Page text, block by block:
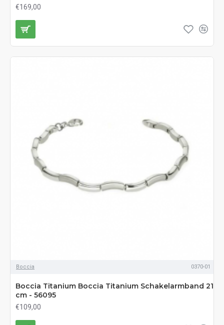
€169,00
Boccia 0370-01
Boccia Titanium Boccia Titanium Schakelarmband 21
cm - 56095
€109,00